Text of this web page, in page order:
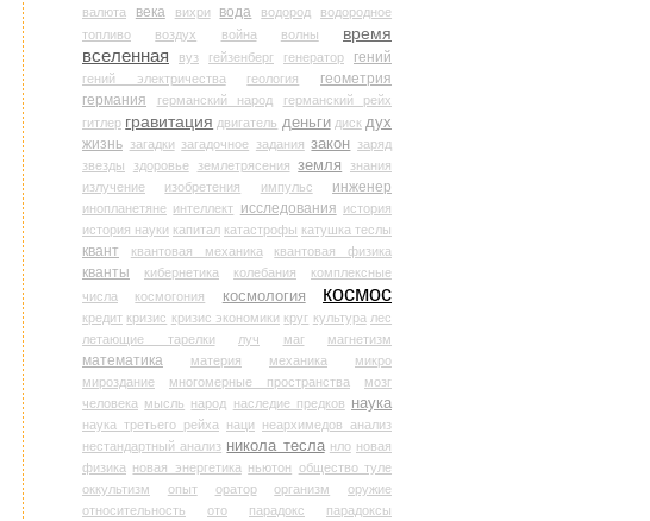
валюта века вихри вода водород
водородное
топливо
воздух война волны
время
вселенная
вуз гейзенберг генератор гений
гений электричества геология
геометрия
германия
германский народ
германский рейх
гитлер гравитация двигатель деньги диск дух
жизнь загадки загадочное задания закон заряд
звезды
здоровье землетрясения земля
знания
излучение
изобретения импульс инженер
инопланетяне интеллект исследования история
история науки капитал катастрофы катушка теслы
квант квантовая механика квантовая физика
кванты кибернетика колебания
комплексные
числа
космогония космология космос
кредит кризис кризис экономики круг культура лес
летающие тарелки
луч маг магнетизм
математика материя механика
микро
мироздание
многомерные пространства
мозг
человека мысль народ наследие предков наука
наука третьего рейха наци
неархимедов анализ
нестандартный анализ никола тесла нло новая
физика новая энергетика ньютон общество туле
оккультизм
опыт оратор организм
оружие
относительность
ото парадокс
парадоксы